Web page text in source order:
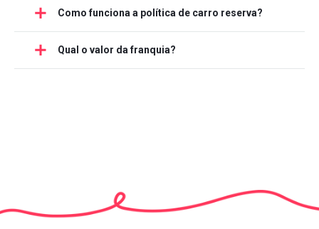
Como funciona a política de carro reserva?
Qual o valor da franquia?